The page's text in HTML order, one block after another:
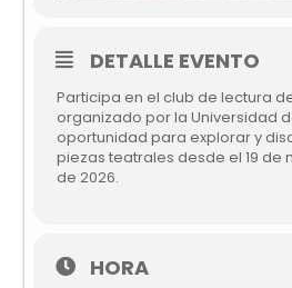
DETALLE EVENTO
Participa en el club de lectura
organizado por la Universidad
oportunidad para explorar y
piezas teatrales desde el 19 de
de 2026.
HORA